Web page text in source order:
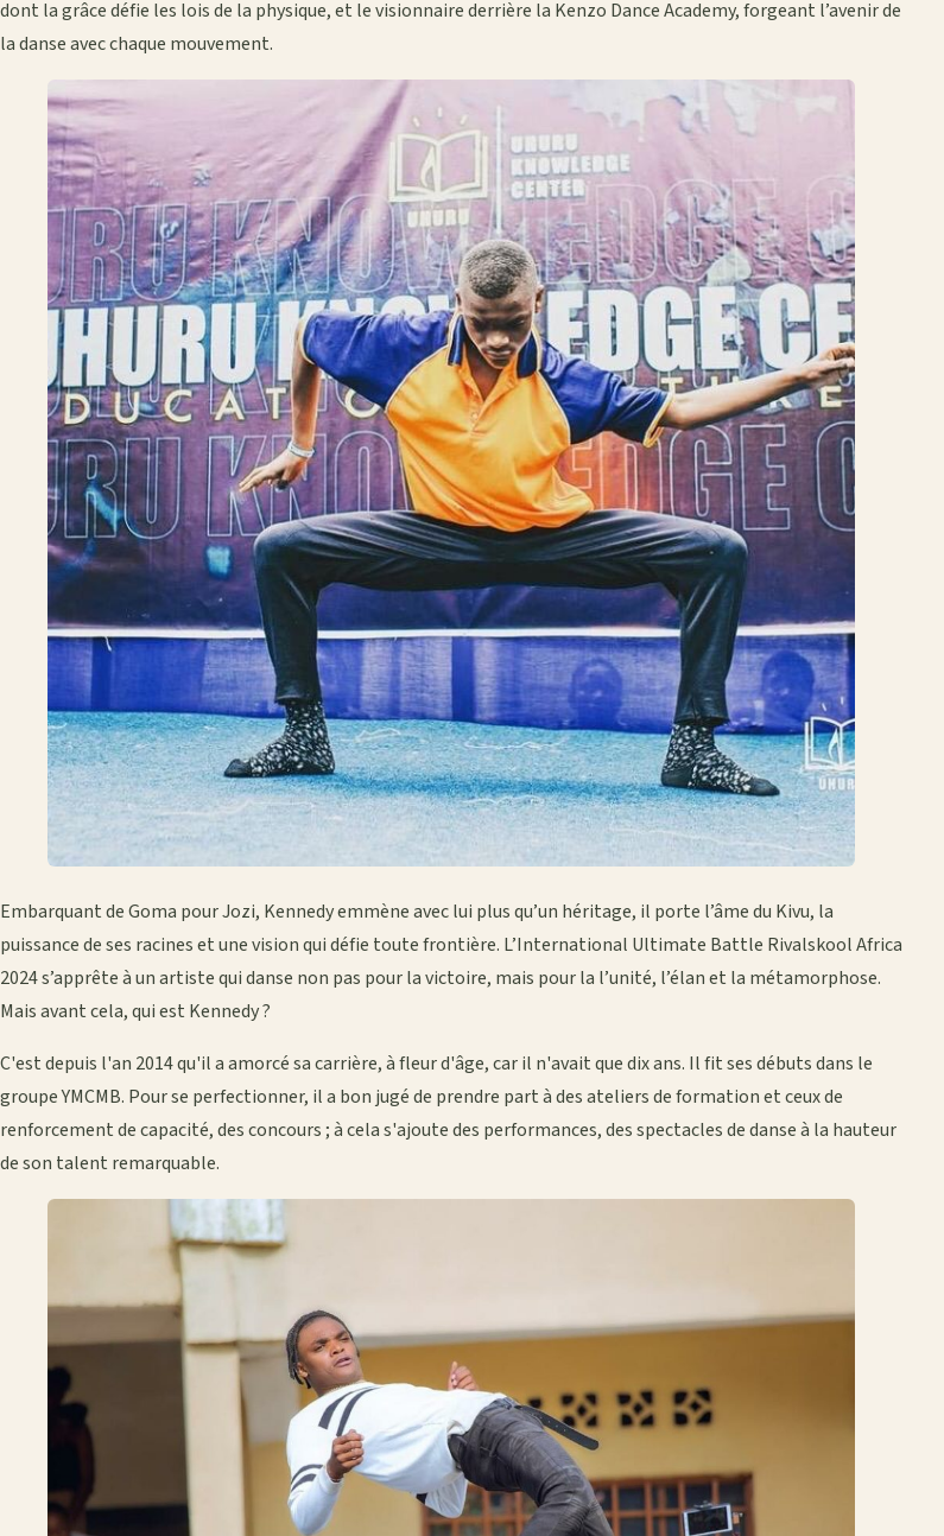
dont la grâce défie les lois de la physique, et le visionnaire derrière la Kenzo Dance Academy, forgeant l’avenir de
la danse avec chaque mouvement.
Embarquant de Goma pour Jozi, Kennedy emmène avec lui plus qu’un héritage, il porte l’âme du Kivu, la
puissance de ses racines et une vision qui défie toute frontière. L’International Ultimate Battle Rivalskool Africa
2024 s’apprête à un artiste qui danse non pas pour la victoire, mais pour la l’unité, l’élan et la métamorphose.
Mais avant cela, qui est Kennedy ?
C'est depuis l'an 2014 qu'il a amorcé sa carrière, à fleur d'âge, car il n'avait que dix ans. Il fit ses débuts dans le
groupe YMCMB. Pour se perfectionner, il a bon jugé de prendre part à des ateliers de formation et ceux de
renforcement de capacité, des concours ; à cela s'ajoute des performances, des spectacles de danse à la hauteur
de son talent remarquable.